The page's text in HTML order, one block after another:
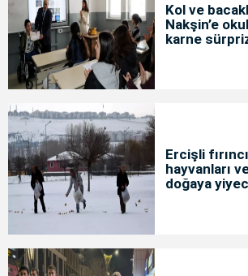
Kol ve
Nakşin’e
karne
Ercişli
hayvanları
doğaya